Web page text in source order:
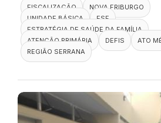
FISCALIZAÇÃO
NOVA FRIBURGO
UNIDADE BÁSICA
ESF
ESTRATÉGIA DE SAÚDE DA FAMÍLIA
ATENÇÃO PRIMÁRIA
DEFIS
ATO
REGIÃO SERRANA